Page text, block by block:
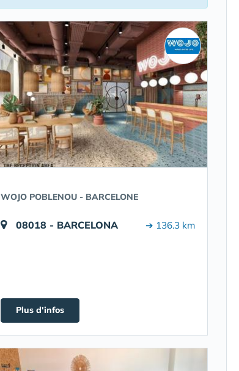
WOJO POBLENOU - BARCELONE
08018 - BARCELONA ➔ 136.3 km
Plus d'infos